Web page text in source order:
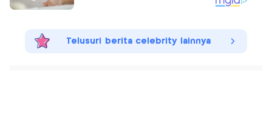
Telusuri berita celebrity lainnya